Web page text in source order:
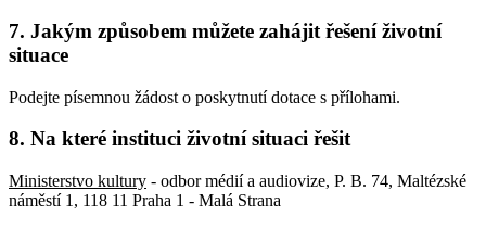
7. Jakým způsobem můžete zahájit řešení životní
situace
Podejte písemnou žádost o poskytnutí dotace s přílohami.
8. Na které instituci životní situaci řešit
Ministerstvo kultury - odbor médií a audiovize, P. B. 74, Maltézské
náměstí 1, 118 11 Praha 1 - Malá Strana